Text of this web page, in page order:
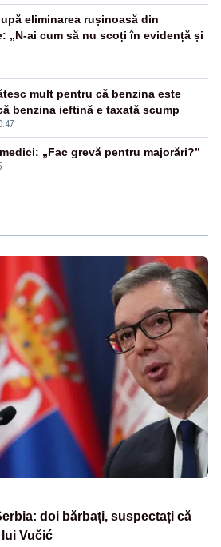
eliminarea rușinoasă din
„N-ai cum să nu scoți în evidență și
mult pentru că benzina este
benzina ieftină e taxată scump
„Fac grevă pentru majorări?”
doi bărbați, suspectați că
Vučić